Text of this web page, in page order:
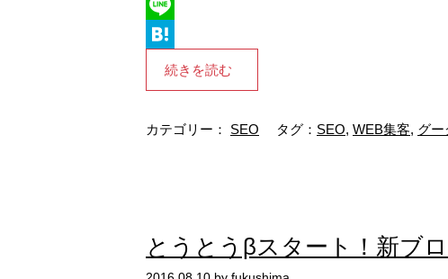
L
n
a
続きを読む
カテゴリー： SEO タグ： SEO, WEB集客, グー
とうとうβスタート！新ブ